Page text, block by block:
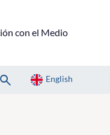
con el Medio
English